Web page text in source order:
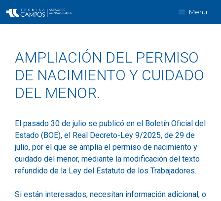
Menu
AMPLIACIÓN DEL PERMISO
DE NACIMIENTO Y CUIDADO
DEL MENOR.
El pasado 30 de julio se publicó en el Boletín Oficial del
Estado (BOE), el Real Decreto-Ley 9/2025, de 29 de
julio, por el que se amplia el permiso de nacimiento y
cuidado del menor, mediante la modificación del texto
refundido de la Ley del Estatuto de los Trabajadores.
Si están interesados, necesitan información adicional, o